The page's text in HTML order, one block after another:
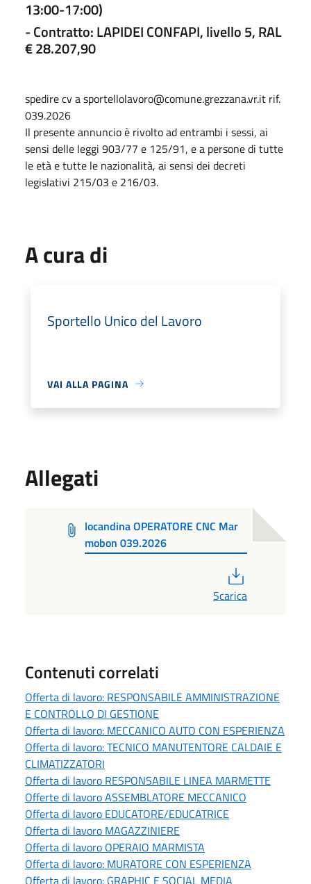
13:00-17:00)
- Contratto: LAPIDEI CONFAPI, livello 5, RAL
€ 28.207,90
spedire cv a sportellolavoro@comune.grezzana.vr.it rif.
039.2026
Il presente annuncio è rivolto ad entrambi i sessi, ai
sensi delle leggi 903/77 e 125/91, e a persone di tutte
le età e tutte le nazionalità, ai sensi dei decreti
legislativi 215/03 e 216/03.
A cura di
Sportello Unico del Lavoro
VAI ALLA PAGINA
Allegati
locandina OPERATORE CNC Mar
mobon 039.2026
Scarica
Contenuti correlati
Offerta di lavoro: RESPONSABILE AMMINISTRAZIONE
E CONTROLLO DI GESTIONE
Offerta di lavoro: MECCANICO AUTO CON ESPERIENZA
Offerta di lavoro: TECNICO MANUTENTORE CALDAIE E
CLIMATIZZATORI
Offerta di lavoro RESPONSABILE LINEA MARMETTE
Offerte di lavoro ASSEMBLATORE MECCANICO
Offerta di lavoro EDUCATORE/EDUCATRICE
Offerta di lavoro MAGAZZINIERE
Offerta di lavoro OPERAIO MARMISTA
Offerta di lavoro: MURATORE CON ESPERIENZA
Offerta di lavoro: GRAPHIC E SOCIAL MEDIA